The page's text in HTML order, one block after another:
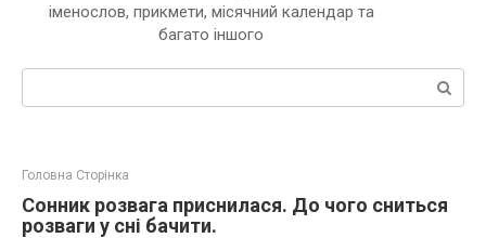
іменослов, прикмети, місячний календар та
багато іншого
Пошук:
Головна Сторінка
Сонник розвага приснилася. До чого сниться
розваги у сні бачити.